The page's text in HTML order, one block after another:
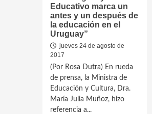
Educativo marca un
antes y un después de
la educación en el
Uruguay”
jueves 24 de agosto de
2017
(Por Rosa Dutra) En rueda
de prensa, la Ministra de
Educación y Cultura, Dra.
María Julia Muñoz, hizo
referencia a...